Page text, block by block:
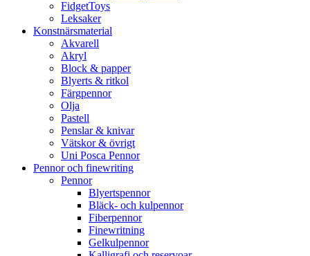
FidgetToys
Leksaker
Konstnärsmaterial
Akvarell
Akryl
Block & papper
Blyerts & ritkol
Färgpennor
Olja
Pastell
Penslar & knivar
Vätskor & övrigt
Uni Posca Pennor
Pennor och finewriting
Pennor
Blyertspennor
Bläck- och kulpennor
Fiberpennor
Finewritning
Gelkulpennor